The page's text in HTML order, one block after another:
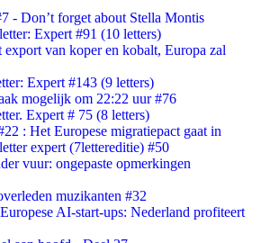
- Don’t forget about Stella Montis
Expert #91 (10 letters)
export van koper en kobalt, Europa zal
Expert #143 (9 letters)
mogelijk om 22:22 uur #76
Expert # 75 (8 letters)
: Het Europese migratiepact gaat in
expert (7lettereditie) #50
vuur: ongepaste opmerkingen
muzikanten #32
AI-start-ups: Nederland profiteert